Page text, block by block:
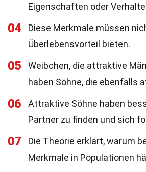
Eigenschaften oder
04
Diese Merkmale müssen
Überlebensvorteil bieten.
05
Weibchen, die attraktive
haben Söhne, die ebenfalls
06
Attraktive Söhne haben
Partner zu finden und sich
07
Die Theorie erklärt, warum
Merkmale in Populationen